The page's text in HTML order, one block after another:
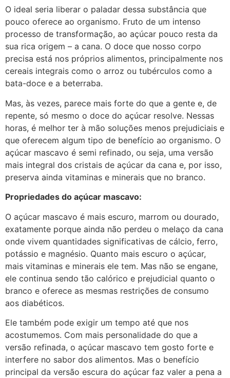
O ideal seria liberar o paladar dessa substância que
pouco oferece ao organismo. Fruto de um intenso
processo de transformação, ao açúcar pouco resta da
sua rica origem – a cana. O doce que nosso corpo
precisa está nos próprios alimentos, principalmente nos
cereais integrais como o arroz ou tubérculos como a
bata-doce e a beterraba.
Mas, às vezes, parece mais forte do que a gente e, de
repente, só mesmo o doce do açúcar resolve. Nessas
horas, é melhor ter à mão soluções menos prejudiciais e
que oferecem algum tipo de benefício ao organismo. O
açúcar mascavo é semi refinado, ou seja, uma versão
mais integral dos cristais de açúcar da cana e, por isso,
preserva ainda vitaminas e minerais que no branco.
Propriedades do açúcar mascavo:
O açúcar mascavo é mais escuro, marrom ou dourado,
exatamente porque ainda não perdeu o melaço da cana
onde vivem quantidades significativas de cálcio, ferro,
potássio e magnésio. Quanto mais escuro o açúcar,
mais vitaminas e minerais ele tem. Mas não se engane,
ele continua sendo tão calórico e prejudicial quanto o
branco e oferece as mesmas restrições de consumo
aos diabéticos.
Ele também pode exigir um tempo até que nos
acostumemos. Com mais personalidade do que a
versão refinada, o açúcar mascavo tem gosto forte e
interfere no sabor dos alimentos. Mas o benefício
principal da versão escura do açúcar faz valer a pena a